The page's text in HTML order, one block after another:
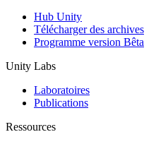
Hub Unity
Télécharger des archives
Programme version Bêta
Unity Labs
Laboratoires
Publications
Ressources